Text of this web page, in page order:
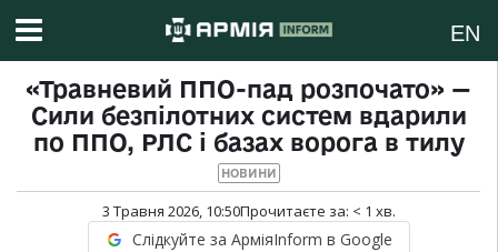
EN
«Травневий ППО-пад розпочато» —
Сили безпілотних систем вдарили
по ППО, РЛС і базах ворога в тилу
НОВИНИ
3 Травня 2026, 10:50Прочитаєте за: < 1 хв.
Слідкуйте за АрміяInform в Google